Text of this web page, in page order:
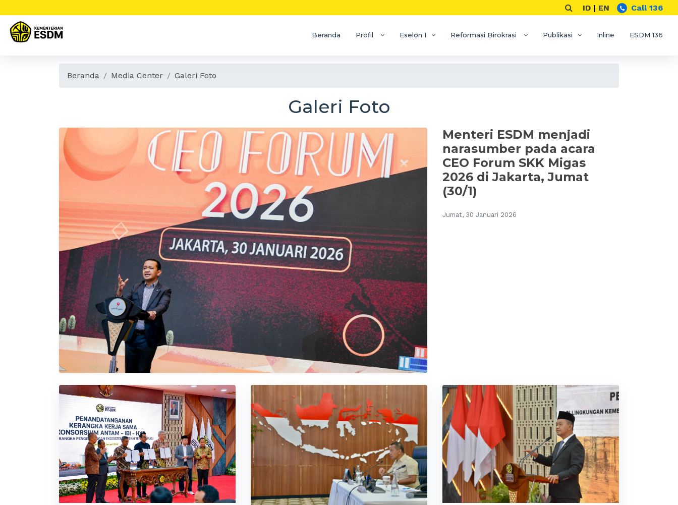
ID | EN Call 136
Beranda Profil Eselon I Reformasi Birokrasi Publikasi Inline ESDM 136
Beranda Media Center Galeri Foto
Galeri Foto
Menteri ESDM menjadi
narasumber pada acara
CEO Forum SKK Migas
2026 di Jakarta, Jumat
(30/1)
Jumat, 30 Januari 2026